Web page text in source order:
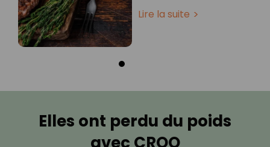
Lire la suite
Elles ont perdu du poids